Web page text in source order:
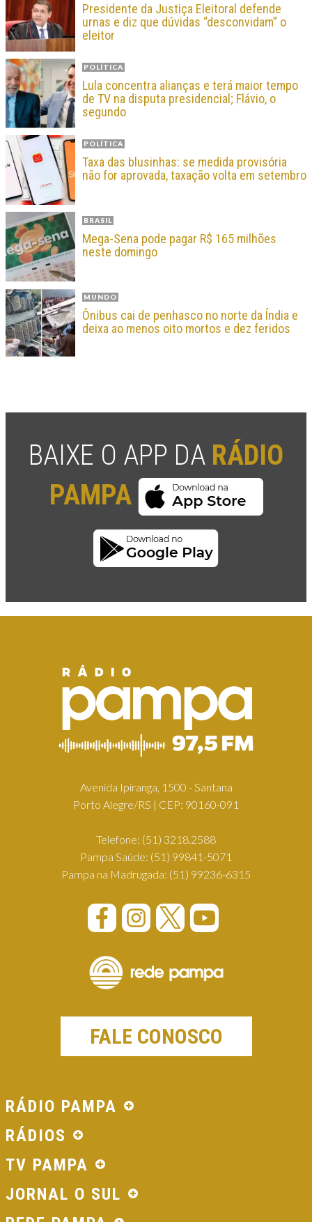
Presidente da Justiça Eleitoral defende
urnas e diz que dúvidas “desconvidam” o
eleitor
POLÍTICA
Lula concentra alianças e terá maior tempo
de TV na disputa presidencial; Flávio, o
segundo
POLÍTICA
Taxa das blusinhas: se medida provisória
não for aprovada, taxação volta em setembro
BRASIL
Mega-Sena pode pagar R$ 165 milhões
neste domingo
MUNDO
Ônibus cai de penhasco no norte da Índia e
deixa ao menos oito mortos e dez feridos
BAIXE O APP DA RÁDIO
PAMPA
Avenida Ipiranga, 1500 - Santana
Porto Alegre/RS | CEP: 90160-091
Telefone: (51) 3218.2588
Pampa Saúde: (51) 99841-5071
Pampa na Madrugada: (51) 99236-6315
FALE CONOSCO
RÁDIO PAMPA
RÁDIOS
TV PAMPA
JORNAL O SUL